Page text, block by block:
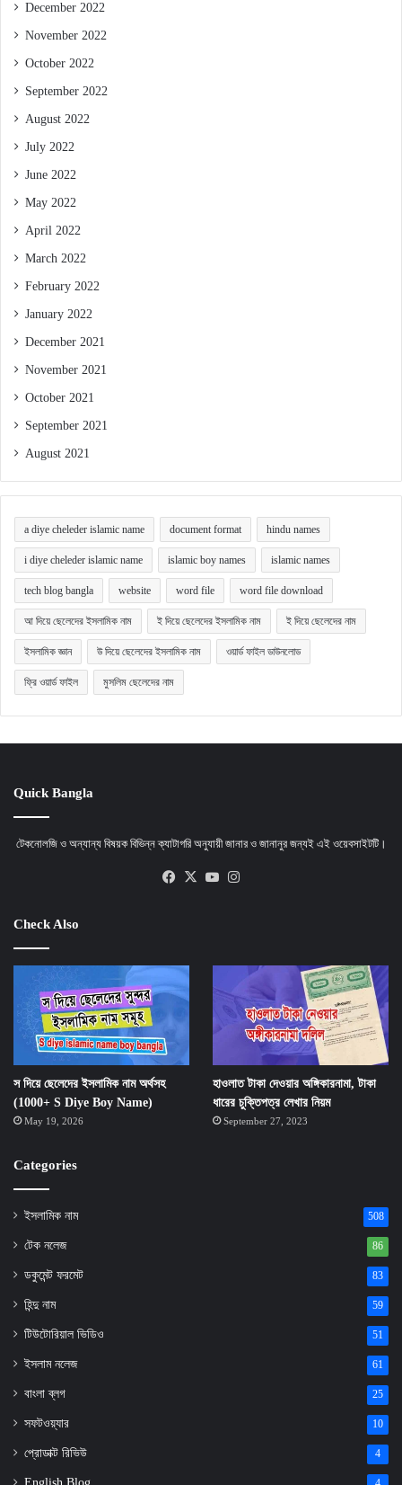
December 2022
November 2022
October 2022
September 2022
August 2022
July 2022
June 2022
May 2022
April 2022
March 2022
February 2022
January 2022
December 2021
November 2021
October 2021
September 2021
August 2021
a diye cheleder islamic name document format hindu names
i diye cheleder islamic name islamic boy names islamic names
tech blog bangla website word file word file download
আ দিয়ে ছেলেদের ইসলামিক নাম ই দিয়ে ছেলেদের ইসলামিক নাম ই দিয়ে ছেলেদের নাম
ইসলামিক জ্ঞান উ দিয়ে ছেলেদের ইসলামিক নাম ওয়ার্ড ফাইল ডাউনলোড
ফ্রি ওয়ার্ড ফাইল মুসলিম ছেলেদের নাম
Quick Bangla
টেকনোলজি ও অন্যান্য বিষয়ক বিভিন্ন ক্যাটাগরি অনুযায়ী জানার ও জানানুর জন্যই এই ওয়েবসাইটটি।
Facebook
X YouTube
Check Also
স দিয়ে ছেলেদের ইসলামিক নাম অর্থসহ
(1000+ S Diye Boy Name)
May 19, 2026
হাওলাত টাকা দেওয়ার অঙ্গিকারনামা, টাকা
ধারের চুক্তিপত্র লেখার নিয়ম
September 27, 2023
Categories
ইসলামিক নাম 508
টেক নলেজ 86
ডকুমেন্ট ফরমেট 83
হিন্দু নাম 59
টিউটোরিয়াল ভিডিও 51
ইসলাম নলেজ 61
বাংলা ব্লগ 25
সফটওয়্যার 10
প্রোডাক্ট রিভিউ 4